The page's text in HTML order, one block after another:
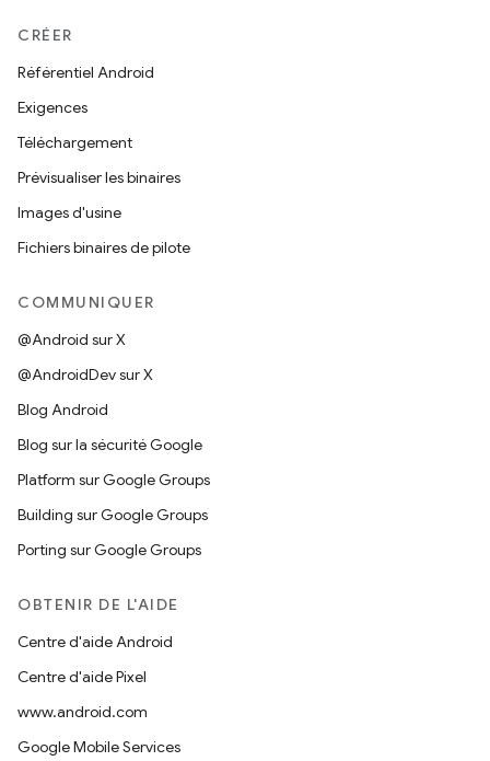
CRÉER
Référentiel Android
Exigences
Téléchargement
Prévisualiser les binaires
Images d'usine
Fichiers binaires de pilote
COMMUNIQUER
@Android sur X
@AndroidDev sur X
Blog Android
Blog sur la sécurité Google
Platform sur Google Groups
Building sur Google Groups
Porting sur Google Groups
OBTENIR DE L'AIDE
Centre d'aide Android
Centre d'aide Pixel
www.android.com
Google Mobile Services